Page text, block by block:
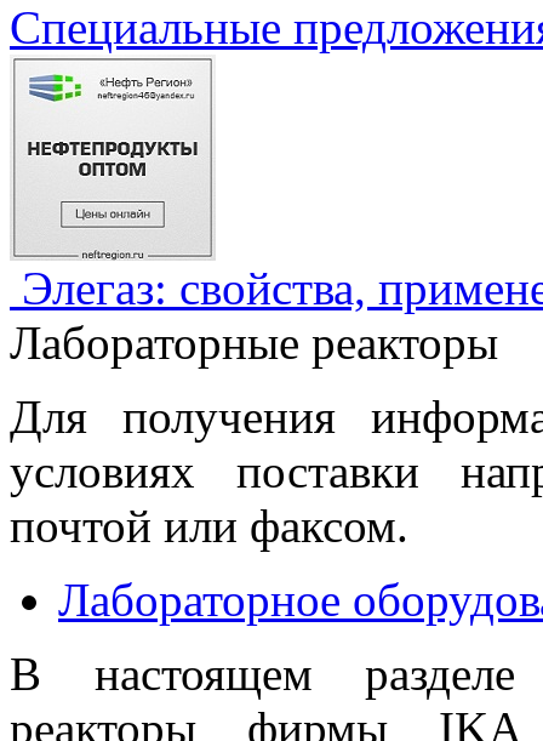
Специальные
Элегаз: свойства,
Лабораторные реакторы
Для получения
условиях поставки
почтой или факсом.
Лабораторное
В настоящем разделе
реакторы фирмы IKA